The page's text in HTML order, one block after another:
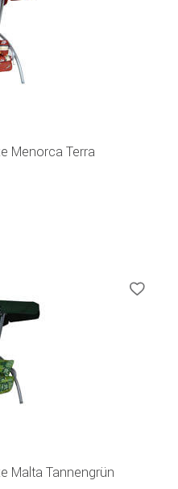
Menorca Terra
Malta Tannengrün